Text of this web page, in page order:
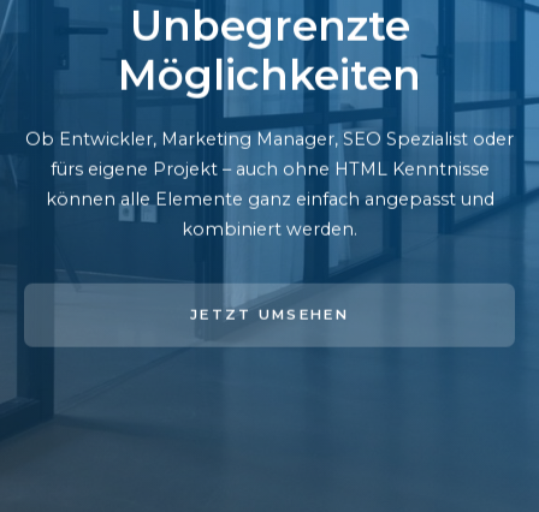
Unbegrenzte
Möglichkeiten
Ob Entwickler, Marketing Manager, SEO Spezialist oder
fürs eigene Projekt – auch ohne HTML Kenntnisse
können alle Elemente ganz einfach angepasst und
kombiniert werden.
JETZT UMSEHEN